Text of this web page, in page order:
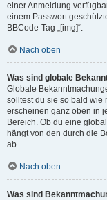
einer Anmeldung
einem Passwort
BBCode-Tag „[img]“.
Nach oben
Was sind globale
Globale
solltest du sie so bald wie
erscheinen ganz oben in
Bereich. Ob du eine
hängt von den durch die
ab.
Nach oben
Was sind